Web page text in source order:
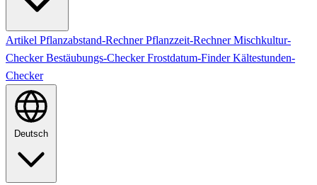
Artikel Pflanzabstand-RechnerPflanzzeit-RechnerMischkultur-
CheckerBestäubungs-CheckerFrostdatum-FinderKältestunden-
Checker
Deutsch